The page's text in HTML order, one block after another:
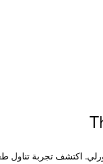
اكتشف تجربة تناول